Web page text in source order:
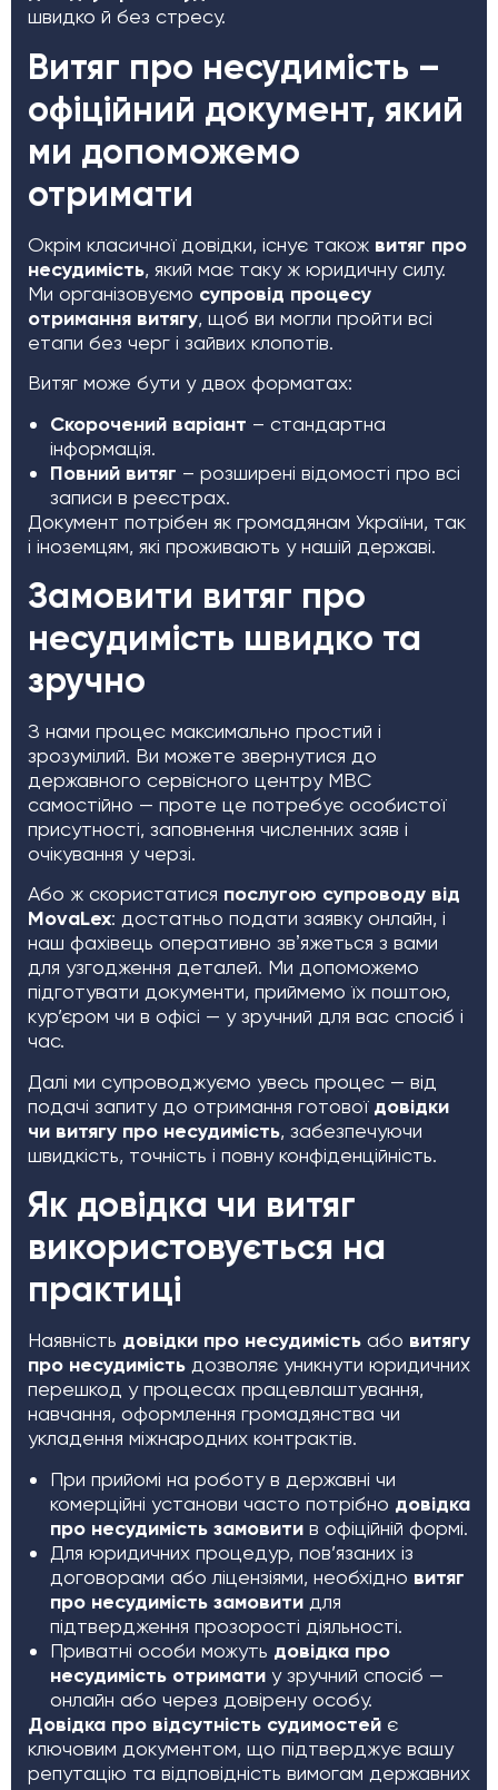
швидко й без стресу.
Витяг про несудимість –
офіційний документ, який
ми допоможемо
отримати
Окрім класичної довідки, існує також витяг про
несудимість, який має таку ж юридичну силу.
Ми організовуємо супровід процесу
отримання витягу, щоб ви могли пройти всі
етапи без черг і зайвих клопотів.
Витяг може бути у двох форматах:
Скорочений варіант – стандартна
інформація.
Повний витяг – розширені відомості про всі
записи в реєстрах.
Документ потрібен як громадянам України, так
і іноземцям, які проживають у нашій державі.
Замовити витяг про
несудимість швидко та
зручно
З нами процес максимально простий і
зрозумілий. Ви можете звернутися до
державного сервісного центру МВС
самостійно — проте це потребує особистої
присутності, заповнення численних заяв і
очікування у черзі.
Або ж скористатися послугою супроводу від
MovaLex: достатньо подати заявку онлайн, і
наш фахівець оперативно звʼяжеться з вами
для узгодження деталей. Ми допоможемо
підготувати документи, приймемо їх поштою,
кур’єром чи в офісі — у зручний для вас спосіб і
час.
Далі ми супроводжуємо увесь процес — від
подачі запиту до отримання готової довідки
чи витягу про несудимість, забезпечуючи
швидкість, точність і повну конфіденційність.
Як довідка чи витяг
використовується на
практиці
Наявність довідки про несудимість або витягу
про несудимість дозволяє уникнути юридичних
перешкод у процесах працевлаштування,
навчання, оформлення громадянства чи
укладення міжнародних контрактів.
При прийомі на роботу в державні чи
комерційні установи часто потрібно довідка
про несудимість замовити в офіційній формі.
Для юридичних процедур, пов’язаних із
договорами або ліцензіями, необхідно витяг
про несудимість замовити для
підтвердження прозорості діяльності.
Приватні особи можуть довідка про
несудимість отримати у зручний спосіб —
онлайн або через довірену особу.
Довідка про відсутність судимостей є
ключовим документом, що підтверджує вашу
репутацію та відповідність вимогам державних